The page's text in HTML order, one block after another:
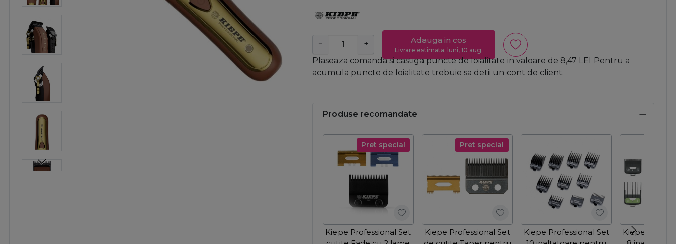
− + Adauga in cos
Livrare estimata: luni, 10 aug.
Plaseaza comanda si castiga puncte de loialitate in valoare de 8,47 LEI Pentru a
acumula puncte de loialitate trebuie sa detii un cont de client.
Produse recomandate
Pret special
Kiepe Professional Set
Pret special
Kiepe Professional Set
Kiepe Professional Set
Kiepe